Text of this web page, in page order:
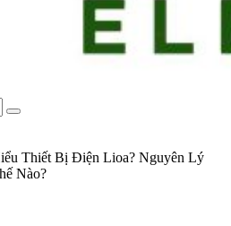
Thiết Bị Điện Lioa? Nguyên Lý
Nào?